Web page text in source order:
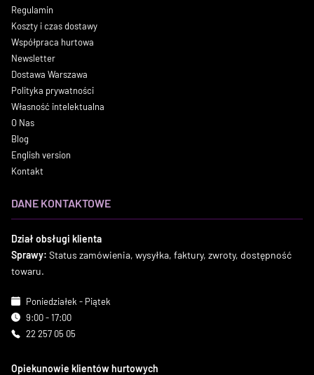
Regulamin
Koszty i czas dostawy
Współpraca hurtowa
Newsletter
Dostawa Warszawa
Polityka prywatności
Własność intelektualna
O Nas
Blog
English version
Kontakt
DANE KONTAKTOWE
Dział obsługi klienta
Sprawy: Status zamówienia, wysyłka, faktury, zwroty, dostępność
towaru.
Poniedziałek - Piątek
9:00 - 17:00
22 257 05 05
Opiekunowie klientów hurtowych